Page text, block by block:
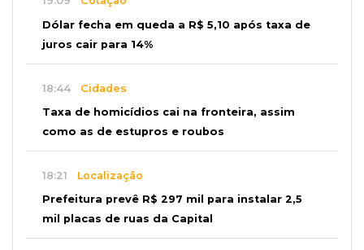
Dólar fecha em queda a R$ 5,10 após taxa de
juros cair para 14%
18:44 Cidades
Taxa de homicídios cai na fronteira, assim
como as de estupros e roubos
18:21 Localização
Prefeitura prevê R$ 297 mil para instalar 2,5
mil placas de ruas da Capital